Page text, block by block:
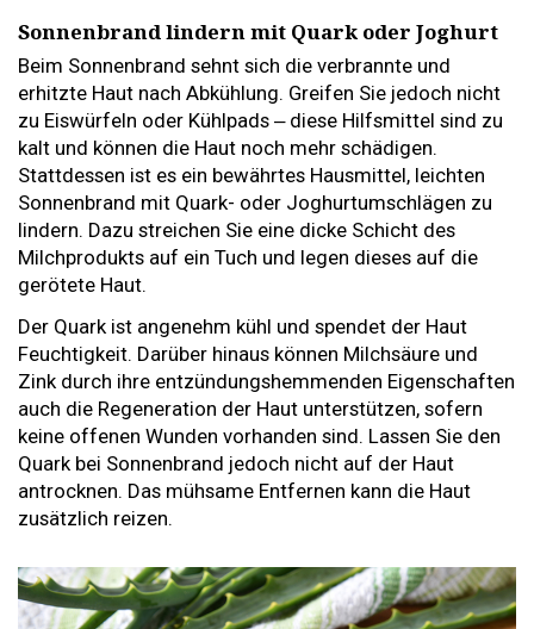
Sonnenbrand lindern mit Quark oder Joghurt
Beim Sonnenbrand sehnt sich die verbrannte und
erhitzte Haut nach Abkühlung. Greifen Sie jedoch nicht
zu Eiswürfeln oder Kühlpads ‒ diese Hilfsmittel sind zu
kalt und können die Haut noch mehr schädigen.
Stattdessen ist es ein bewährtes Hausmittel, leichten
Sonnenbrand mit Quark- oder Joghurtumschlägen zu
lindern. Dazu streichen Sie eine dicke Schicht des
Milchprodukts auf ein Tuch und legen dieses auf die
gerötete Haut.
Der Quark ist angenehm kühl und spendet der Haut
Feuchtigkeit. Darüber hinaus können Milchsäure und
Zink durch ihre entzündungshemmenden Eigenschaften
auch die Regeneration der Haut unterstützen, sofern
keine offenen Wunden vorhanden sind. Lassen Sie den
Quark bei Sonnenbrand jedoch nicht auf der Haut
antrocknen. Das mühsame Entfernen kann die Haut
zusätzlich reizen.